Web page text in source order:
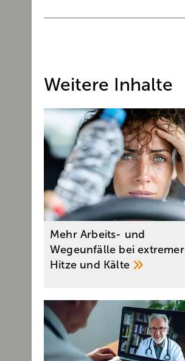
Weitere Inhalte
Mehr Arbeits- und
Wegeunfälle bei extremer
Hitze und Kälte